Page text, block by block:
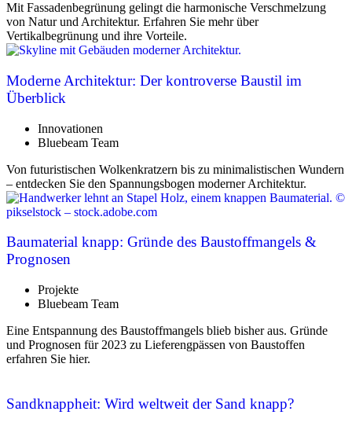
Mit Fassadenbegrünung gelingt die harmonische Verschmelzung
von Natur und Architektur. Erfahren Sie mehr über
Vertikalbegrünung und ihre Vorteile.
Moderne Architektur: Der kontroverse Baustil im
Überblick
Innovationen
Bluebeam Team
Von futuristischen Wolkenkratzern bis zu minimalistischen Wundern
– entdecken Sie den Spannungsbogen moderner Architektur.
Baumaterial knapp: Gründe des Baustoffmangels &
Prognosen
Projekte
Bluebeam Team
Eine Entspannung des Baustoffmangels blieb bisher aus. Gründe
und Prognosen für 2023 zu Lieferengpässen von Baustoffen
erfahren Sie hier.
Sandknappheit: Wird weltweit der Sand knapp?